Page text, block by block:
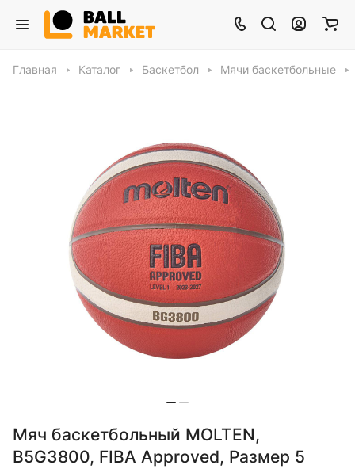
Главная Каталог Баскетбол Мячи баскетбольные
Мяч баскетбольный MOLTEN,
B5G3800, FIBA Approved, Размер 5